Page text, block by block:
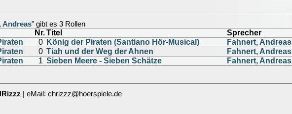
Andreas" gibt es 3 Rollen
Nr.Titel Sprecher
0 König der Piraten (Santiano Hör-Musical) Fahnert, Andreas
0 Tiah und der Weg der Ahnen Fahnert, Andreas
1 Sieben Meere - Sieben Schätze Fahnert, Andreas
| eMail: chrizzz@hoerspiele.de